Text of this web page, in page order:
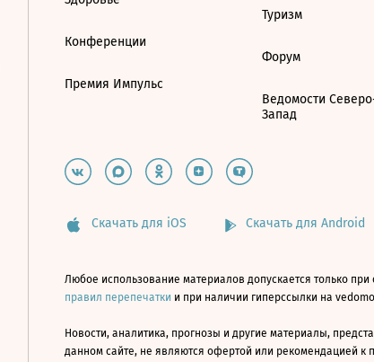
Конференции
Премия Импульс
Туризм
Форум
Ведомости
Запад
Скачать для iOS Скачать для Android
Любое использование материалов допускается только
правил перепечатки и при наличии гиперссылки на
Новости, аналитика, прогнозы и другие материалы,
данном сайте, не являются офертой или рекомендацией к